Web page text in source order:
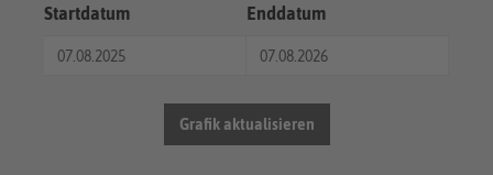
Startdatum Enddatum
Grafik aktualisieren